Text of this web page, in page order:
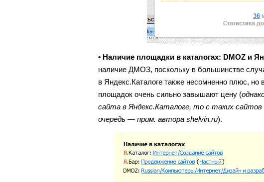
• Наличие площадки в каталогах: DMOZ и
наличие ДМОЗ, поскольку в большинстве
в Яндекс.Каталоге также несомненно плюс,
площадок очень сильно завышают цену (
сайта в Яндекс.Каталоге, то с таких сайтов
очередь — прим. автора shelvin.ru).